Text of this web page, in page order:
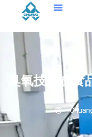
臭氧技术在